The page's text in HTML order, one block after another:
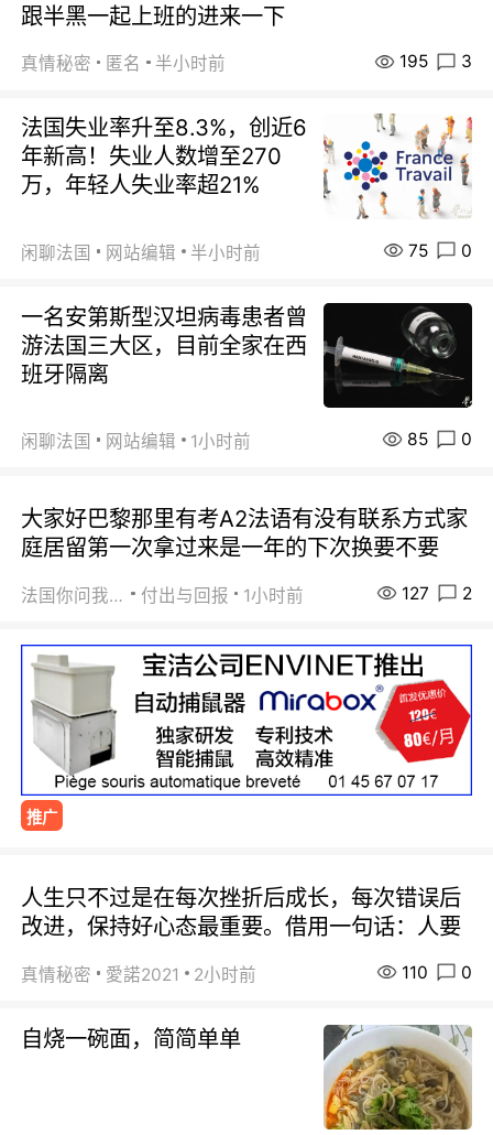
跟半黑一起上班的进来一下
真情秘密 匿名 半小时前 195 3
法国失业率升至8.3%，创近6
年新高！失业人数增至270
万，年轻人失业率超21%
闲聊法国 网站编辑 半小时前 75 0
一名安第斯型汉坦病毒患者曾
游法国三大区，目前全家在西
班牙隔离
闲聊法国 网站编辑 1小时前 85 0
大家好巴黎那里有考A2法语有没有联系方式家
庭居留第一次拿过来是一年的下次换要不要
法国你问我答 付出与回报 1小时前 127 2
推广
人生只不过是在每次挫折后成长，每次错误后
改进，保持好心态最重要。借用一句话：人要
真情秘密 愛諾2021 2小时前 110 0
自烧一碗面，简简单单